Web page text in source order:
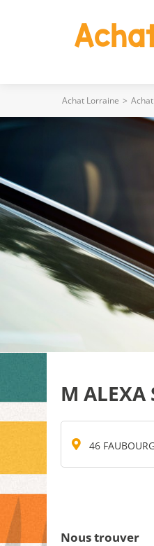
Achat Lorraine >
M ALEXA
46
Nous trouver